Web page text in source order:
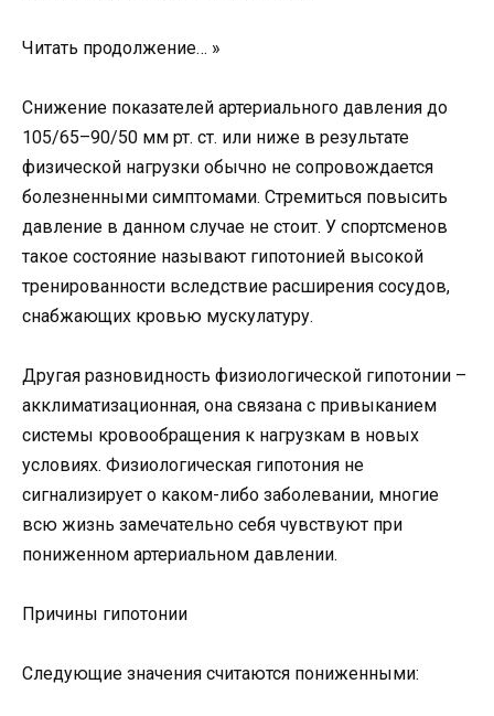
Читать продолжение… »
Снижение показателей артериального давления до
105/65–90/50 мм рт. ст. или ниже в результате
физической нагрузки обычно не сопровождается
болезненными симптомами. Стремиться повысить
давление в данном случае не стоит. У спортсменов
такое состояние называют гипотонией высокой
тренированности вследствие расширения сосудов,
снабжающих кровью мускулатуру.
Другая разновидность физиологической гипотонии –
акклиматизационная, она связана с привыканием
системы кровообращения к нагрузкам в новых
условиях. Физиологическая гипотония не
сигнализирует о каком-либо заболевании, многие
всю жизнь замечательно себя чувствуют при
пониженном артериальном давлении.
Причины гипотонии
Следующие значения считаются пониженными: